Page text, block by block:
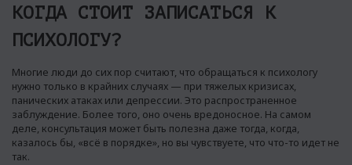
КОГДА СТОИТ ЗАПИСАТЬСЯ К
ПСИХОЛОГУ?
Многие люди до сих пор считают, что обращаться к психологу
нужно только в крайних случаях — при тяжелых кризисах,
панических атаках или депрессии. Это распространенное
заблуждение. Более того, оно очень вредоносное. На самом
деле, консультация может быть полезна даже тогда, когда,
казалось бы, «всё в порядке», но вы чувствуете, что что-то идет не
так.